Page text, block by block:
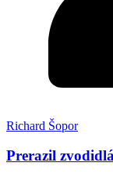
Richard Šopor
Prerazil